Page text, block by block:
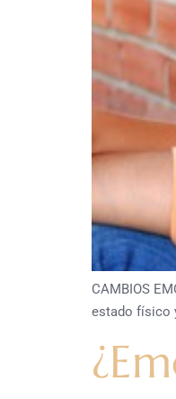
CAMBIOS
estado físico